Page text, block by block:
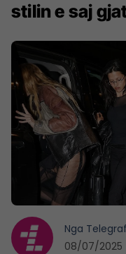
stilin e saj
Nga
08/07/2025